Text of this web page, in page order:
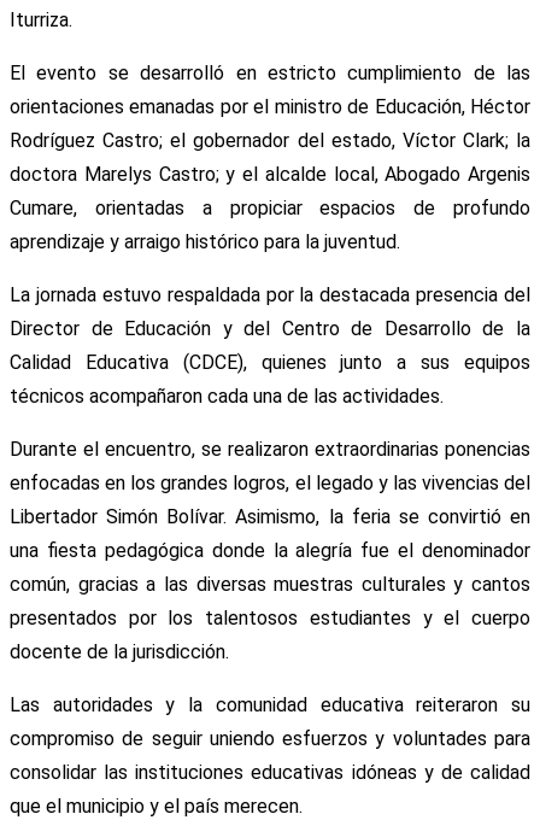
Iturriza.
​El evento se desarrolló en estricto cumplimiento de las
orientaciones emanadas por el ministro de Educación, Héctor
Rodríguez Castro; el gobernador del estado, Víctor Clark; la
doctora Marelys Castro; y el alcalde local, Abogado Argenis
Cumare, orientadas a propiciar espacios de profundo
aprendizaje y arraigo histórico para la juventud.
​La jornada estuvo respaldada por la destacada presencia del
Director de Educación y del Centro de Desarrollo de la
Calidad Educativa (CDCE), quienes junto a sus equipos
técnicos acompañaron cada una de las actividades.
​Durante el encuentro, se realizaron extraordinarias ponencias
enfocadas en los grandes logros, el legado y las vivencias del
Libertador Simón Bolívar. Asimismo, la feria se convirtió en
una fiesta pedagógica donde la alegría fue el denominador
común, gracias a las diversas muestras culturales y cantos
presentados por los talentosos estudiantes y el cuerpo
docente de la jurisdicción.
​Las autoridades y la comunidad educativa reiteraron su
compromiso de seguir uniendo esfuerzos y voluntades para
consolidar las instituciones educativas idóneas y de calidad
que el municipio y el país merecen.